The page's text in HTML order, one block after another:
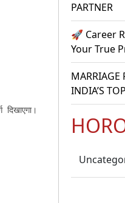
PARTNER
🚀 Career
Your True
MARRIAGE
INDIA’S